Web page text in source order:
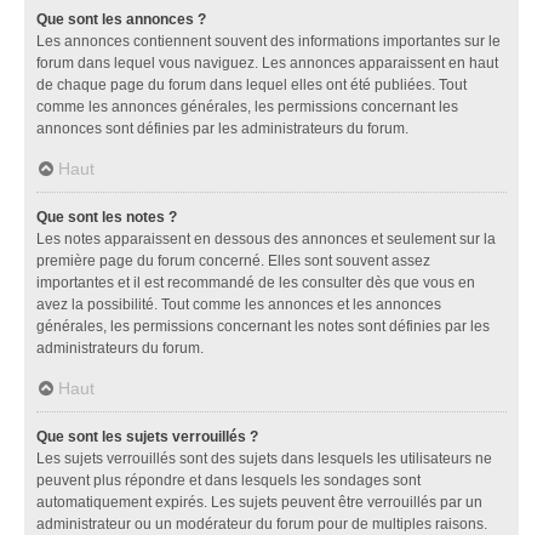
Que sont les annonces ?
Les annonces contiennent souvent des informations importantes sur le
forum dans lequel vous naviguez. Les annonces apparaissent en haut
de chaque page du forum dans lequel elles ont été publiées. Tout
comme les annonces générales, les permissions concernant les
annonces sont définies par les administrateurs du forum.
Haut
Que sont les notes ?
Les notes apparaissent en dessous des annonces et seulement sur la
première page du forum concerné. Elles sont souvent assez
importantes et il est recommandé de les consulter dès que vous en
avez la possibilité. Tout comme les annonces et les annonces
générales, les permissions concernant les notes sont définies par les
administrateurs du forum.
Haut
Que sont les sujets verrouillés ?
Les sujets verrouillés sont des sujets dans lesquels les utilisateurs ne
peuvent plus répondre et dans lesquels les sondages sont
automatiquement expirés. Les sujets peuvent être verrouillés par un
administrateur ou un modérateur du forum pour de multiples raisons.